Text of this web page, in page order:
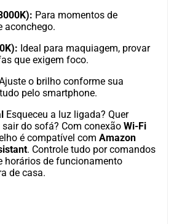
Para momentos de
aconchego.
Ideal para maquiagem, provar
que exigem foco.
o brilho conforme sua
pelo smartphone.
Esqueceu a luz ligada? Quer
do sofá? Com conexão Wi-Fi
é compatível com Amazon
. Controle tudo por comandos
horários de funcionamento
de casa.